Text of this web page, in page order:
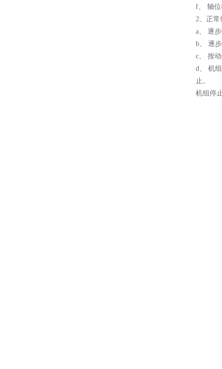
f、 轴
2、正常
a、 逐
b、 逐
c、 按
d、 机
止。
机组停